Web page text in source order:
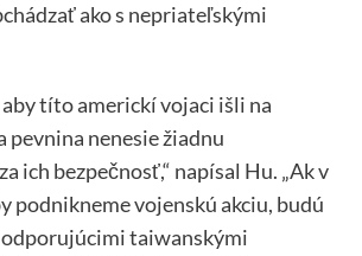
ako s nepriateľskými
aby títo americkí vojaci išli na
pevnina nenesie žiadnu
ich bezpečnosť,“ napísal Hu. „Ak v
podnikneme vojenskú akciu, budú
odporujúcimi taiwanskými